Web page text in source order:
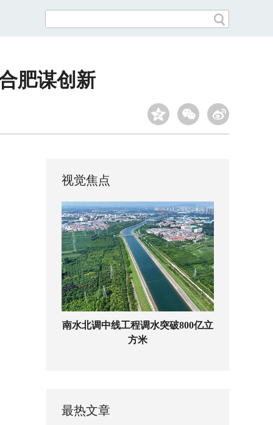
肥谋创新
视觉焦点
南水北调中线工程调水突破800亿立
方米
最热文章